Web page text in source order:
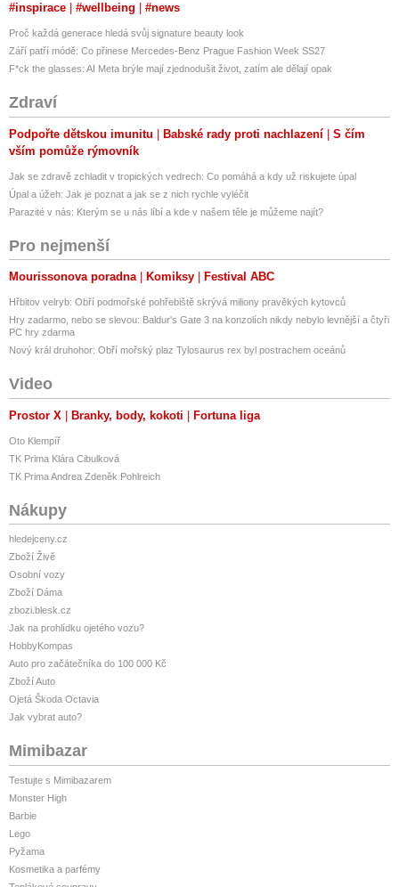
#inspirace #wellbeing #news
Proč každá generace hledá svůj signature beauty look
Září patří módě: Co přinese Mercedes-Benz Prague Fashion Week SS27
F*ck the glasses: AI Meta brýle mají zjednodušit život, zatím ale dělají opak
Zdraví
Podpořte dětskou imunitu Babské rady proti nachlazení
S čím
vším pomůže rýmovník
Jak se zdravě zchladit v tropických vedrech: Co pomáhá a kdy už riskujete úpal
Úpal a úžeh: Jak je poznat a jak se z nich rychle vyléčit
Parazité v nás: Kterým se u nás líbí a kde v našem těle je můžeme najít?
Pro nejmenší
Mourissonova poradna Komiksy Festival ABC
Hřbitov velryb: Obří podmořské pohřebiště skrývá miliony pravěkých kytovců
Hry zadarmo, nebo se slevou: Baldur's Gate 3 na konzolích nikdy nebylo levnější a čtyři
PC hry zdarma
Nový král druhohor: Obří mořský plaz Tylosaurus rex byl postrachem oceánů
Video
Prostor X Branky, body, kokoti Fortuna liga
Oto Klempíř
TK Prima Klára Cibulková
TK Prima Andrea Zdeněk Pohlreich
Nákupy
hledejceny.cz
Zboží Živě
Osobní vozy
Zboží Dáma
zbozi.blesk.cz
Jak na prohlídku ojetého vozu?
HobbyKompas
Auto pro začátečníka do 100 000 Kč
Zboží Auto
Ojetá Škoda Octavia
Jak vybrat auto?
Mimibazar
Testujte s Mimibazarem
Monster High
Barbie
Lego
Pyžama
Kosmetika a parfémy